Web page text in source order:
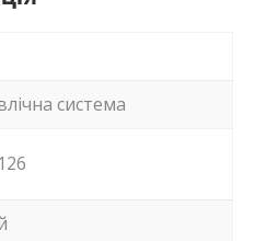
система